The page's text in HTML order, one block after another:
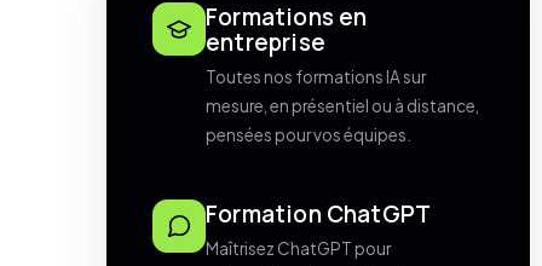
Formations en
entreprise
Toutes nos formations IA sur
mesure, en présentiel ou à distance,
pensées pour vos équipes.
Formation ChatGPT
Maîtrisez ChatGPT pour